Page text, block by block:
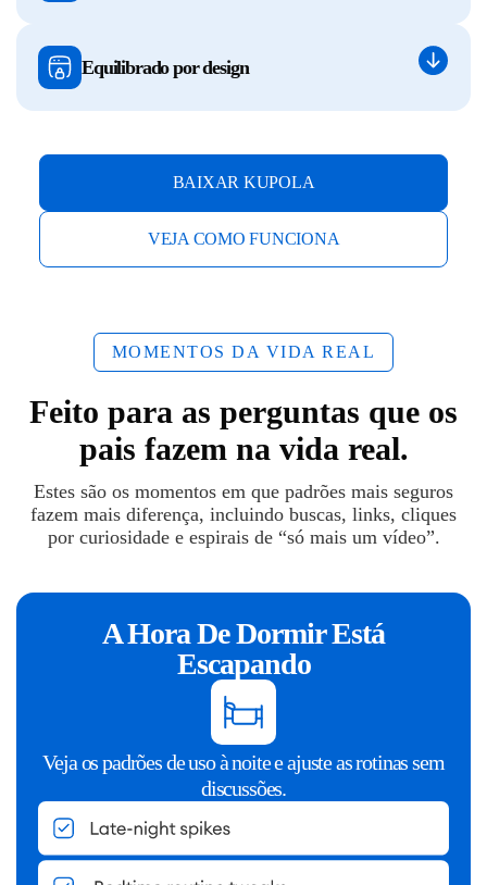
Equilibrado por design
BAIXAR KUPOLA
VEJA COMO FUNCIONA
MOMENTOS DA VIDA REAL
Feito para as perguntas que os
pais fazem na vida real.
Estes são os momentos em que padrões mais seguros
fazem mais diferença, incluindo buscas, links, cliques
por curiosidade e espirais de “só mais um vídeo”.
A Hora De Dormir Está
Escapando
Veja os padrões de uso à noite e ajuste as rotinas sem
discussões.